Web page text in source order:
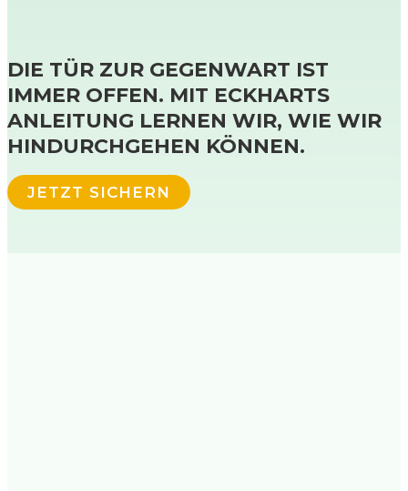
DIE TÜR ZUR GEGENWART IST
IMMER OFFEN. MIT ECKHARTS
ANLEITUNG LERNEN WIR, WIE WIR
HINDURCHGEHEN KÖNNEN.
JETZT SICHERN